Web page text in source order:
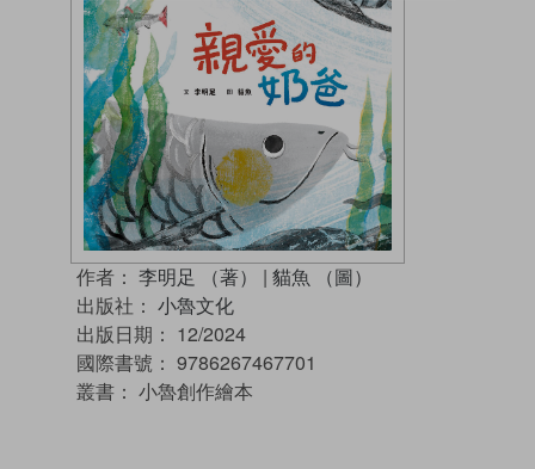
作者： 李明足 （著） | 貓魚 （圖）
出版社： 小魯文化
出版日期： 12/2024
國際書號： 9786267467701
叢書： 小魯創作繪本